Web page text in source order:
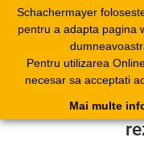
Schachermayer
pentru a adapta pagina
Pentru utilizarea
necesar sa acceptati
Mai multe
navigation
Din
tehnica.